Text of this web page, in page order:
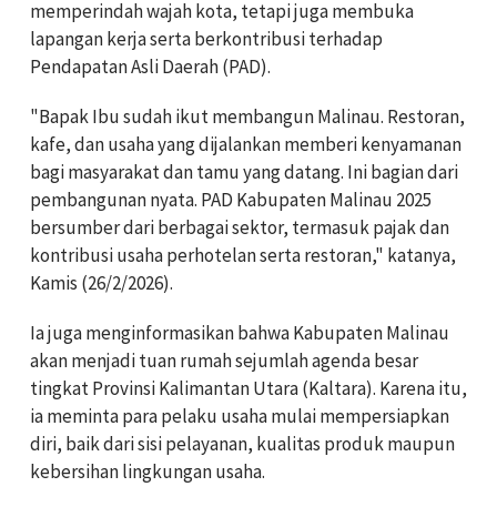
memperindah wajah kota, tetapi juga membuka
lapangan kerja serta berkontribusi terhadap
Pendapatan Asli Daerah (PAD).
"Bapak Ibu sudah ikut membangun Malinau. Restoran,
kafe, dan usaha yang dijalankan memberi kenyamanan
bagi masyarakat dan tamu yang datang. Ini bagian dari
pembangunan nyata. PAD Kabupaten Malinau 2025
bersumber dari berbagai sektor, termasuk pajak dan
kontribusi usaha perhotelan serta restoran," katanya,
Kamis (26/2/2026).
Ia juga menginformasikan bahwa Kabupaten Malinau
akan menjadi tuan rumah sejumlah agenda besar
tingkat Provinsi Kalimantan Utara (Kaltara). Karena itu,
ia meminta para pelaku usaha mulai mempersiapkan
diri, baik dari sisi pelayanan, kualitas produk maupun
kebersihan lingkungan usaha.